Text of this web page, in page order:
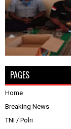
PAGES
Home
Breaking News
TNI / Polri